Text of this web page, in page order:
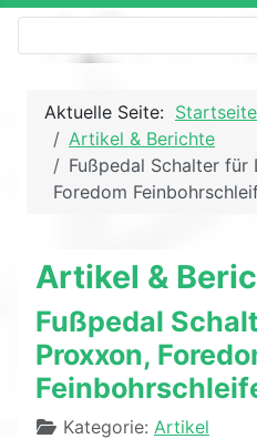
Aktuelle Seite: Startseite
Artikel & Berichte
Fußpedal Schalter für
Foredom
Artikel &
Fußpedal
Proxxon,
DetailsKategorie: Artikel